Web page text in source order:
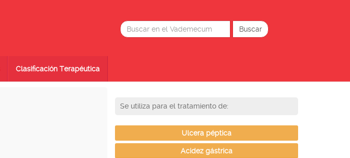
Clasificación Terapéutica
Se utiliza para el tratamiento de:
Ulcera péptica
Acidez gástrica